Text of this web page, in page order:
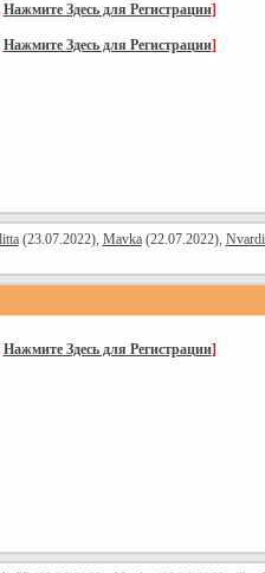
Нажмите Здесь для Регистрации]
Нажмите Здесь для Регистрации]
(23.07.2022), Mavka(22.07.2022),
Нажмите Здесь для Регистрации]